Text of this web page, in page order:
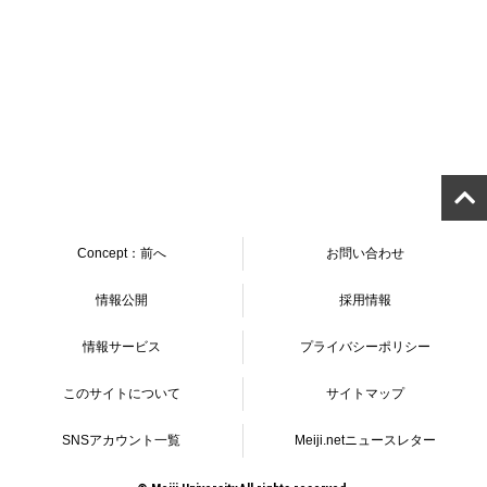
Concept：前へ お問い合わせ
情報公開 採用情報
情報サービス プライバシーポリシー
このサイトについて サイトマップ
SNSアカウント一覧 Meiji.netニュースレター